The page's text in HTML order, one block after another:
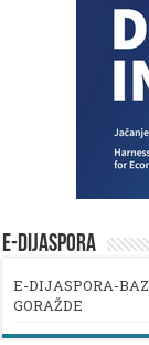
E-DIJASPORA
E-DIJASPORA-
GORAŽDE